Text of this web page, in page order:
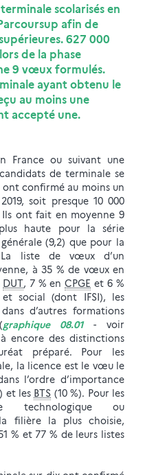
scolarisés en
afin de
627 000
de la phase
9 vœux formulés.
ayant obtenu le
au moins une
accepté une.
France ou suivant une
de terminale se
confirmé au moins un
soit presque 10 000
Ils ont fait en moyenne 9
haute pour la série
(9,2) que pour la
La liste de vœux d’un
à 35 % de vœux en
DUT, 7 % en CPGE et 6 %
social (dont IFSI), les
d’autres formations
graphique 08.01- voir
encore des distinctions
préparé. Pour les
la licence est le vœu le
l’ordre d’importance
et les BTS (10 %). Pour les
technologique ou
filière la plus choisie,
% et 77 % de leurs listes